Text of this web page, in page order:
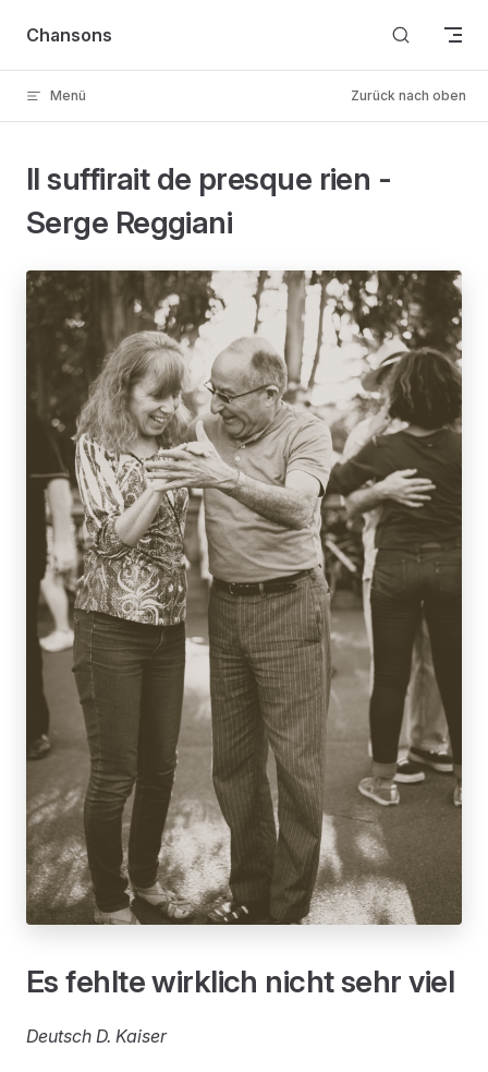
Skip to content
Chansons
Menü Zurück nach oben
Il suffirait de presque rien -
Serge Reggiani
Es fehlte wirklich nicht sehr viel
Deutsch D. Kaiser